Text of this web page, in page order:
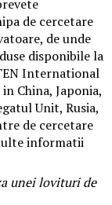
de cercetare
de unde
disponibile la
International
China, Japonia,
Unit, Rusia,
de cercetare
informatii
unei lovituri de